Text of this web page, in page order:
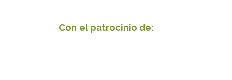
Con el patrocinio de: